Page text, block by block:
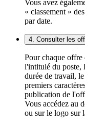
Vous avez
« classement »
par date.
4. Consulter les
Pour chaque offre
l'intitulé du poste,
durée de travail,
premiers
publication de
Vous accédez au
ou sur le logo sur